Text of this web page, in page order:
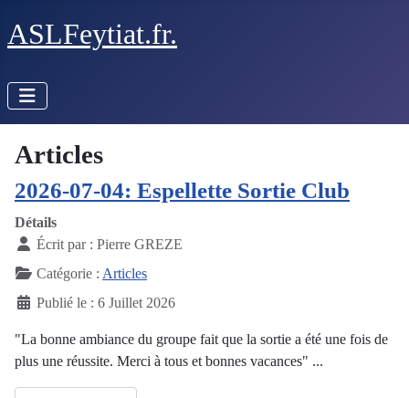
ASLFeytiat.fr.
Articles
2026-07-04: Espellette Sortie Club
Détails
Écrit par : Pierre GREZE
Catégorie : Articles
Publié le : 6 Juillet 2026
"La bonne ambiance du groupe fait que la sortie a été une fois de
plus une réussite. Merci à tous et bonnes vacances" ...